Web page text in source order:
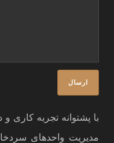
با پشتوانه تجربه
مدیریت واحدهای